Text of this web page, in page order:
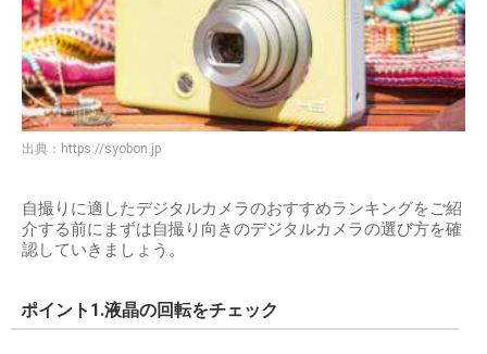
出典： https://syobon.jp
自撮りに適したデジタルカメラのおすすめランキングをご紹
介する前にまずは自撮り向きのデジタルカメラの選び方を確
認していきましょう。
ポイント1.液晶の回転をチェック